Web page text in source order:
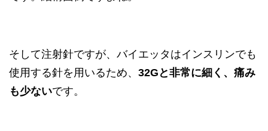
そして注射針ですが、バイエッタはインスリンでも
使用する針を用いるため、 32Gと非常に細く、痛み
も少ないです。